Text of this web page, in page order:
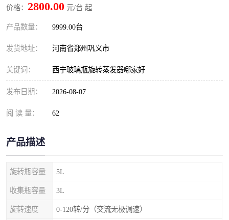
价格： 2800.00 元/台 起
产品数量： 9999.00台
发货地址： 河南省郑州巩义市
关键词： 西宁玻璃瓶旋转蒸发器哪家好
发布日期： 2026-08-07
阅 读 量： 62
产品描述
旋转瓶容量 5L
收集瓶容量 3L
旋转速度 0-120转/分（交流无极调速）